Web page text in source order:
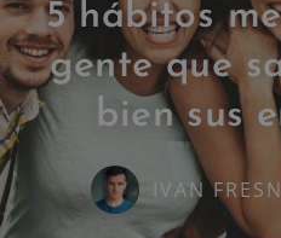
5 hábitos
gente que
bien sus
IVAN